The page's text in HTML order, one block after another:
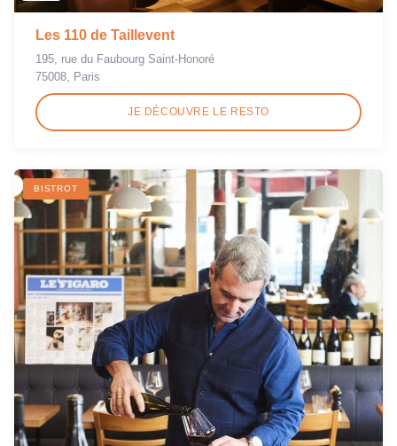
Les 110 de Taillevent
195, rue du Faubourg Saint-Honoré
75008, Paris
JE DÉCOUVRE LE RESTO
BISTROT